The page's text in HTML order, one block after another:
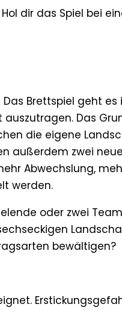
Hol dir das Spiel bei
Brettspiel geht
Das
die eigene
außerdem zwei
Abwechslung,
werden.
oder zwei
bewältigen?